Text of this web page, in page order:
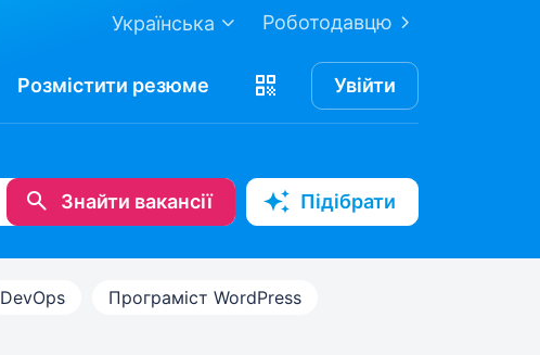
Роботодавцю
Українська
Розмістити резюме Увійти
Знайти вакансії Підібрати
DevOps Програміст WordPress